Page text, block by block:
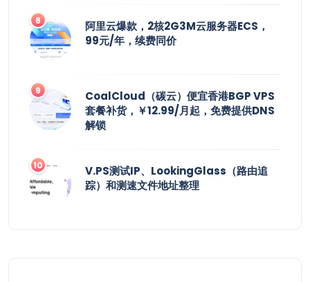
阿里云爆款，2核2G3M云服务器ECS，
99元/年，续费同价
CoalCloud（碳云）便宜香港BGP VPS
套餐补货，￥12.99/月起，免费提供DNS
解锁
V.PS测试IP、LookingGlass（路由追
踪）和测速文件地址整理